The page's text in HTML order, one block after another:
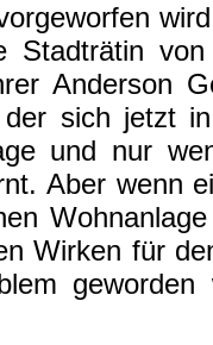
Anderson
sich jetzt
und nur
Aber wenn
Wirken für